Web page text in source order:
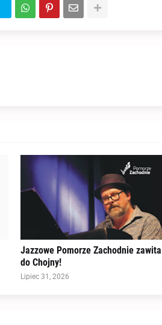
Jazzowe Pomorze Zachodnie zawita
do Chojny!
Lipiec 31, 2026